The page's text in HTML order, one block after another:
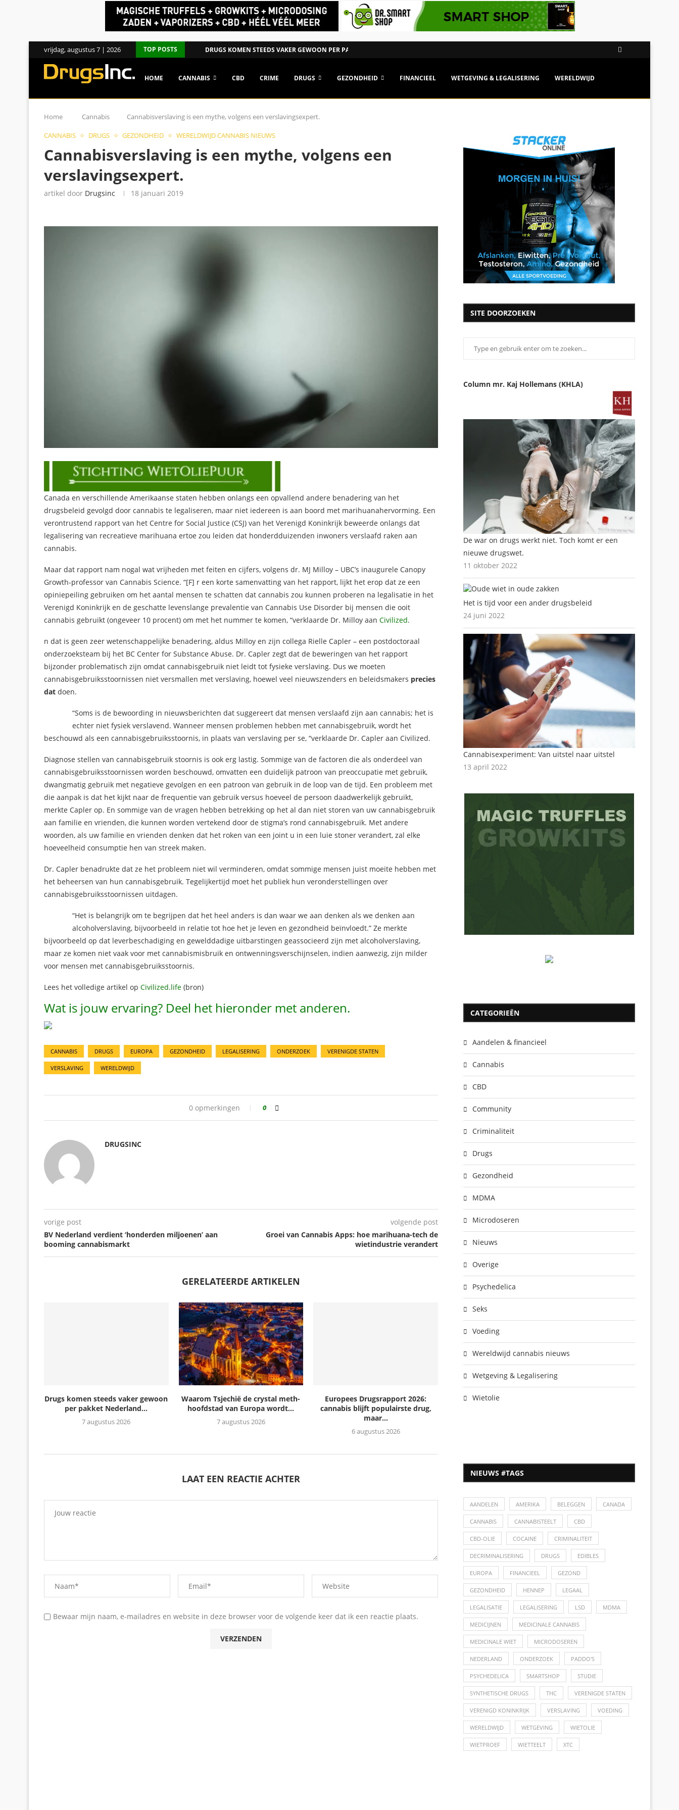
vrijdag, augustus 7 | 2026 TOP POSTS DRUGS KOMEN STEEDS VAKER GEWOON PER PAKKET NEDERLAND...
HOME CANNABIS CBD CRIME DRUGS GEZONDHEID FINANCIEEL WETGEVING & LEGALISERING WERELDWIJD
Home Cannabis Cannabisverslaving is een mythe, volgens een verslavingsexpert.
CANNABIS DRUGS GEZONDHEID WERELDWIJD CANNABIS NIEUWS
Cannabisverslaving is een mythe, volgens een
verslavingsexpert.
artikel door Drugsinc 18 januari 2019
Canada en verschillende Amerikaanse staten hebben onlangs een opvallend andere benadering van het
drugsbeleid gevolgd door cannabis te legaliseren, maar niet iedereen is aan boord met marihuanahervorming. Een
verontrustend rapport van het Centre for Social Justice (CSJ) van het Verenigd Koninkrijk beweerde onlangs dat
legalisering van recreatieve marihuana ertoe zou leiden dat honderdduizenden inwoners verslaafd raken aan
cannabis.
Maar dat rapport nam nogal wat vrijheden met feiten en cijfers, volgens dr. MJ Milloy – UBC’s inaugurele Canopy
Growth-professor van Cannabis Science. “[F] r een korte samenvatting van het rapport, lijkt het erop dat ze een
opiniepeiling gebruiken om het aantal mensen te schatten dat cannabis zou kunnen proberen na legalisatie in het
Verenigd Koninkrijk en de geschatte levenslange prevalentie van Cannabis Use Disorder bij mensen die ooit
cannabis gebruikt (ongeveer 10 procent) om met het nummer te komen, “verklaarde Dr. Milloy aan Civilized.
n dat is geen zeer wetenschappelijke benadering, aldus Milloy en zijn collega Rielle Capler – een postdoctoraal
onderzoeksteam bij het BC Center for Substance Abuse. Dr. Capler zegt dat de beweringen van het rapport
bijzonder problematisch zijn omdat cannabisgebruik niet leidt tot fysieke verslaving. Dus we moeten
cannabisgebruiksstoornissen niet versmallen met verslaving, hoewel veel nieuwszenders en beleidsmakers precies
dat doen.
“Soms is de bewoording in nieuwsberichten dat suggereert dat mensen verslaafd zijn aan cannabis; het is
echter niet fysiek verslavend. Wanneer mensen problemen hebben met cannabisgebruik, wordt het
beschouwd als een cannabisgebruiksstoornis, in plaats van verslaving per se, “verklaarde Dr. Capler aan Civilized.
Diagnose stellen van cannabisgebruik stoornis is ook erg lastig. Sommige van de factoren die als onderdeel van
cannabisgebruiksstoornissen worden beschouwd, omvatten een duidelijk patroon van preoccupatie met gebruik,
dwangmatig gebruik met negatieve gevolgen en een patroon van gebruik in de loop van de tijd. Een probleem met
die aanpak is dat het kijkt naar de frequentie van gebruik versus hoeveel de persoon daadwerkelijk gebruikt,
merkte Capler op. En sommige van de vragen hebben betrekking op het al dan niet storen van uw cannabisgebruik
aan familie en vrienden, die kunnen worden vertekend door de stigma’s rond cannabisgebruik. Met andere
woorden, als uw familie en vrienden denken dat het roken van een joint u in een luie stoner verandert, zal elke
hoeveelheid consumptie hen van streek maken.
Dr. Capler benadrukte dat ze het probleem niet wil verminderen, omdat sommige mensen juist moeite hebben met
het beheersen van hun cannabisgebruik. Tegelijkertijd moet het publiek hun veronderstellingen over
cannabisgebruiksstoornissen uitdagen.
“Het is belangrijk om te begrijpen dat het heel anders is dan waar we aan denken als we denken aan
alcoholverslaving, bijvoorbeeld in relatie tot hoe het je leven en gezondheid beïnvloedt.” Ze merkte
bijvoorbeeld op dat leverbeschadiging en gewelddadige uitbarstingen geassocieerd zijn met alcoholverslaving,
maar ze komen niet vaak voor met cannabismisbruik en ontwenningsverschijnselen, indien aanwezig, zijn milder
voor mensen met cannabisgebruiksstoornis.
Lees het volledige artikel op Civilized.life (bron)
Wat is jouw ervaring? Deel het hieronder met anderen.
CANNABIS DRUGS EUROPA GEZONDHEID LEGALISERING ONDERZOEK VERENIGDE STATEN
VERSLAVING WERELDWIJD
0 opmerkingen 0
DRUGSINC
vorige post
BV Nederland verdient ‘honderden miljoenen’ aan
booming cannabismarkt
volgende post
Groei van Cannabis Apps: hoe marihuana-tech de
wietindustrie verandert
GERELATEERDE ARTIKELEN
Drugs komen steeds vaker gewoon
per pakket Nederland...
7 augustus 2026
Waarom Tsjechië de crystal meth-
hoofdstad van Europa wordt...
7 augustus 2026
Europees Drugsrapport 2026:
cannabis blijft populairste drug,
maar...
6 augustus 2026
LAAT EEN REACTIE ACHTER
Bewaar mijn naam, e-mailadres en website in deze browser voor de volgende keer dat ik een reactie plaats.
SITE DOORZOEKEN
Column mr. Kaj Hollemans (KHLA)
De war on drugs werkt niet. Toch komt er een
nieuwe drugswet.
11 oktober 2022
Het is tijd voor een ander drugsbeleid
24 juni 2022
Cannabisexperiment: Van uitstel naar uitstel
13 april 2022
CATEGORIEËN
Aandelen & financieel
Cannabis
CBD
Community
Criminaliteit
Drugs
Gezondheid
MDMA
Microdoseren
Nieuws
Overige
Psychedelica
Seks
Voeding
Wereldwijd cannabis nieuws
Wetgeving & Legalisering
Wietolie
NIEUWS #TAGS
AANDELEN AMERIKA BELEGGEN CANADA
CANNABIS CANNABISTEELT CBD
CBD-OLIE COCAINE CRIMINALITEIT
DECRIMINALISERING DRUGS EDIBLES
EUROPA FINANCIEEL GEZOND
GEZONDHEID HENNEP LEGAAL
LEGALISATIE LEGALISERING LSD MDMA
MEDICIJNEN MEDICINALE CANNABIS
MEDICINALE WIET MICRODOSEREN
NEDERLAND ONDERZOEK PADDO'S
PSYCHEDELICA SMARTSHOP STUDIE
SYNTHETISCHE DRUGS THC VERENIGDE STATEN
VERENIGD KONINKRIJK VERSLAVING VOEDING
WERELDWIJD WETGEVING WIETOLIE
WIETPROEF WIETTEELT XTC